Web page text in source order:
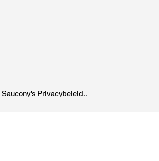
Saucony's Privacybeleid..